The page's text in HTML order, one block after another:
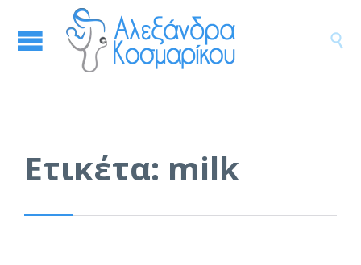

Ετικέτα: milk